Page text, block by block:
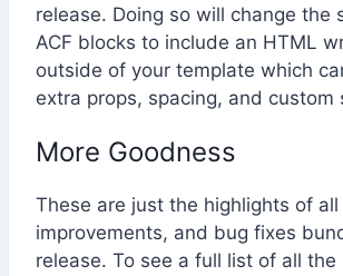
release. Doing so will change the
ACF blocks to include an HTML
outside of your template which
extra props, spacing, and custom
More Goodness
These are just the highlights of
improvements, and bug fixes
release. To see a full list of all the